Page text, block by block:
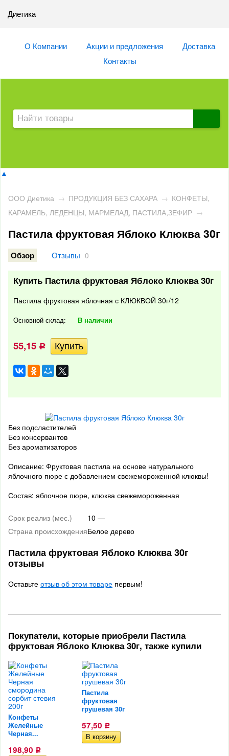
Диетика
О Компании Акции и предложения
Доставка
Контакты
▲
ООО Диетика → ПРОДУКЦИЯ БЕЗ САХАРА → КОНФЕТЫ,
КАРАМЕЛЬ, ЛЕДЕНЦЫ, МАРМЕЛАД, ПАСТИЛА,ЗЕФИР →
Пастила фруктовая Яблоко Клюква 30г
Обзор Отзывы 0
Купить Пастила фруктовая Яблоко Клюква 30г
Пастила фруктовая яблочная с КЛЮКВОЙ 30г/12
Основной склад: В наличии
55,15 Р
Без подсластителей
Без консервантов
Без ароматизаторов
Описание: Фруктовая пастила на основе натурального
яблочного пюре с добавлением свежемороженной клюквы!
Состав: яблочное пюре, клюква свежемороженная
Срок реализ (мес.)
10 —
Страна происхожденияБелое дерево
Пастила фруктовая Яблоко Клюква 30г
отзывы
Оставьте отзыв об этом товаре первым!
Покупатели, которые приобрели Пастила
фруктовая Яблоко Клюква 30г, также купили
Конфеты
Желейные
Черная...
198,90 Р
Пастила
фруктовая
грушевая 30г
57,50 Р